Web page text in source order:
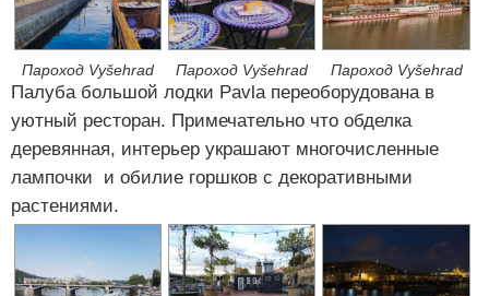
Пароход Vyšehrad Пароход Vyšehrad Пароход Vyšehrad
Палуба большой лодки Pavla переоборудована в
уютный ресторан. Примечательно что обделка
деревянная, интерьер украшают многочисленные
лампочки и обилие горшков с декоративными
растениями.